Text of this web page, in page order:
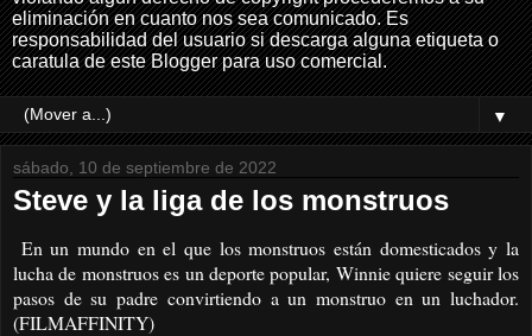
eliminación en cuanto nos sea comunicado. Es
responsabilidad del usuario si descarga alguna etiqueta o
caratula de este Blogger para uso comercial.
▼
sábado, 10 de septiembre de 2022
Steve y la liga de los monstruos
En un mundo en el que los monstruos están domesticados y la
lucha de monstruos es un deporte popular, Winnie quiere seguir los
pasos de su padre convirtiendo a un monstruo en un luchador.
(FILMAFFINITY)